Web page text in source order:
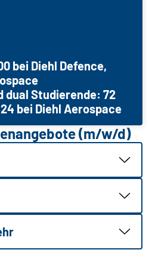
bei Diehl Defence,
dual Studierende: 72
bei Diehl Aerospace
(m/w/d)